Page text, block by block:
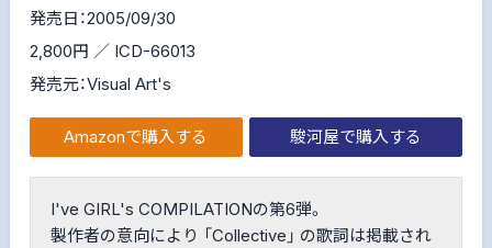
発売日：2005/09/30
2,800円 ／ ICD-66013
発売元：Visual Art's
Amazonで購入する 駿河屋で購入する
I've GIRL's COMPILATIONの第6弾。
製作者の意向により 「Collective」 の歌詞は掲載され